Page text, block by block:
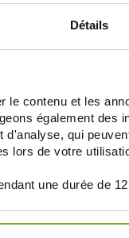
Détails
le contenu et les
également des
d'analyse, qui
lors de votre
une durée de
EAFIT
FLAGRANT DESIR